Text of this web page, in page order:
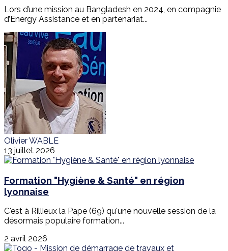
Lors d’une mission au Bangladesh en 2024, en compagnie
d’Energy Assistance et en partenariat...
Olivier WABLE
13 juillet 2026
Formation "Hygiène & Santé" en région
lyonnaise
C'est à Rillieux la Pape (69) qu'une nouvelle session de la
désormais populaire formation...
2 avril 2026